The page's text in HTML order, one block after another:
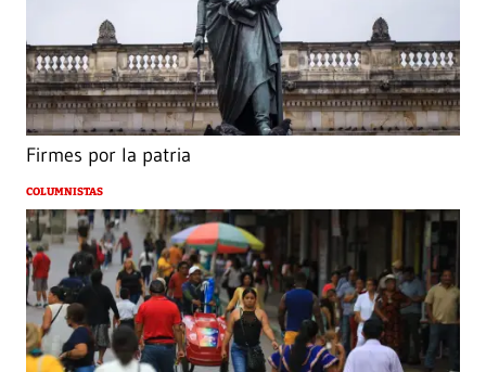
Firmes por la patria
COLUMNISTAS